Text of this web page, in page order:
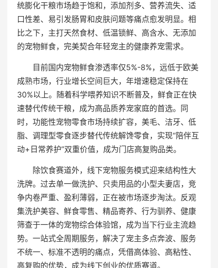
统膨化干粮市场趋于饱和，添加剂多、营养流失、适
口性差、易引发肠胃和皮肤问题等痛点愈发明显。相
比之下，主打天然食材、低温锁鲜、高含水、无添加
的宠物鲜食，完美契合年轻宠主的健康养宠需求。
目前国内宠物鲜食渗透率仅5%-8%，远低于欧美
成熟市场，行业增长空间巨大，年增速稳定保持在
30%以上。随着科学喂养知识不断普及，鲜食正在快
速替代传统干粮，成为高品质养宠家庭的首选。同
时，功能性宠物零食市场持续扩容，美毛、洁牙、低
脂、调理型零食逐步替代传统解馋零食，实现“陪伴互
动+日常养护”双重价值，成为门店高复购品类。
除饮食赛道外，线下宠物服务模式迎来结构性大
洗牌。过去单一做洗护、只卖用品的小型夫妻店，竞
争内卷严重、盈利薄弱，正在被市场逐步淘汰。反观
集洗护美容、鲜食零售、精品寄养、行为驯养、健康
筛查于一体的宠物综合体验馆，成为当下行业主流趋
势。一站式全周期服务，解决了宠主多点奔波、服务
不统一、标准不透明的痛点，凭借高体验、高粘性、
高复购的优势，成为线下创业的优质赛道。